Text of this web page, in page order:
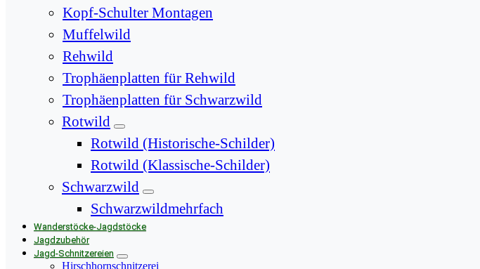
Kopf-Schulter Montagen
Muffelwild
Rehwild
Trophäenplatten für Rehwild
Trophäenplatten für Schwarzwild
Rotwild
Rotwild (Historische-Schilder)
Rotwild (Klassische-Schilder)
Schwarzwild
Schwarzwildmehrfach
Wanderstöcke-Jagdstöcke
Jagdzubehör
Jagd-Schnitzereien
Hirschhornschnitzerei